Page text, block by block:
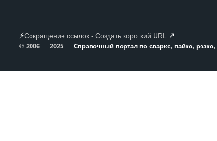
⚡Сокращение ссылок - Создать короткий URL ↗
© 2006 — 2025 — Справочный портал по сварке, пайке,